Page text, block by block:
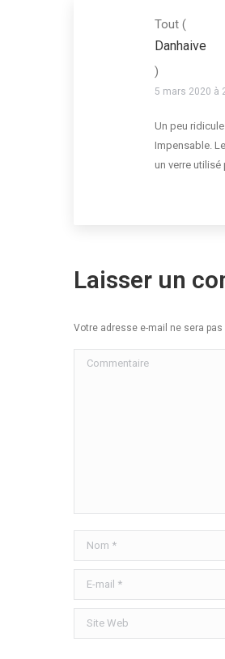
Tout (
Danhaive
)
5 mars 2020 à
Un peu
Impensable.
un verre utilisé
Laisser un
Votre adresse e-mail ne sera
Commentaire
Nom *
E-mail *
Site Web